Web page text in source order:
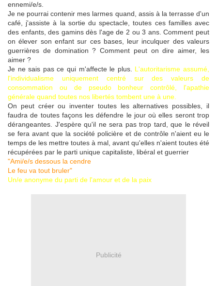
ennemi/e/s.
Je ne pourrai contenir mes larmes quand, assis à la terrasse d'un
café, j'assiste à la sortie du spectacle, toutes ces familles avec
des enfants, des gamins dès l'age de 2 ou 3 ans. Comment peut
on élever son enfant sur ces bases, leur inculquer des valeurs
guerrières de domination ? Comment peut on dire aimer, les
aimer ?
Je ne sais pas ce qui m'affecte le plus. L'autoritarisme assumé,
l'individualisme uniquement centré sur des valeurs de
consommation ou de pseudo bonheur contrôlé, l'apathie
générale quand toutes nos libertés tombent une à une.
On peut créer ou inventer toutes les alternatives possibles, il
faudra de toutes façons les défendre le jour où elles seront trop
dérangeantes. J'espère qu'il ne sera pas trop tard, que le réveil
se fera avant que la société policière et de contrôle n'aient eu le
temps de les mettre toutes à mal, avant qu'elles n'aient toutes été
récupérées par le parti unique capitaliste, libéral et guerrier
"Ami/e/s dessous la cendre
Le feu va tout bruler"
Un/e anonyme du parti de l'amour et de la paix
Publicité